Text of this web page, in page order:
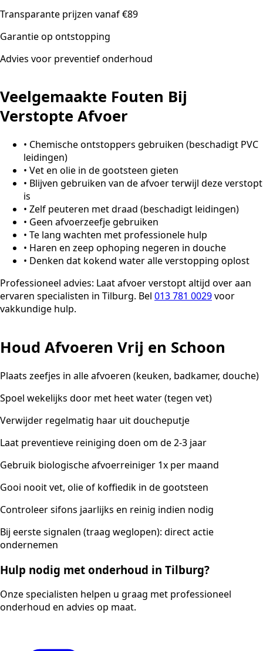
Transparante prijzen vanaf €89
Garantie op ontstopping
Advies voor preventief onderhoud
Veelgemaakte Fouten Bij
Verstopte Afvoer
• Chemische ontstoppers gebruiken (beschadigt PVC
leidingen)
• Vet en olie in de gootsteen gieten
• Blijven gebruiken van de afvoer terwijl deze verstopt
is
• Zelf peuteren met draad (beschadigt leidingen)
• Geen afvoerzeefje gebruiken
• Te lang wachten met professionele hulp
• Haren en zeep ophoping negeren in douche
• Denken dat kokend water alle verstopping oplost
Professioneel advies: Laat afvoer verstopt altijd over aan
ervaren specialisten in Tilburg. Bel 013 781 0029voor
vakkundige hulp.
Houd Afvoeren Vrij en Schoon
Plaats zeefjes in alle afvoeren (keuken, badkamer, douche)
Spoel wekelijks door met heet water (tegen vet)
Verwijder regelmatig haar uit doucheputje
Laat preventieve reiniging doen om de 2-3 jaar
Gebruik biologische afvoerreiniger 1x per maand
Gooi nooit vet, olie of koffiedik in de gootsteen
Controleer sifons jaarlijks en reinig indien nodig
Bij eerste signalen (traag weglopen): direct actie
ondernemen
Hulp nodig met onderhoud in Tilburg?
Onze specialisten helpen u graag met professioneel
onderhoud en advies op maat.